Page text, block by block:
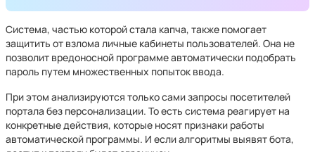
Система, частью которой стала капча, также помогает
защитить от взлома личные кабинеты пользователей. Она не
позволит вредоносной программе автоматически подобрать
пароль путем множественных попыток ввода.
При этом анализируются только сами запросы посетителей
портала без персонализации. То есть система реагирует на
конкретные действия, которые носят признаки работы
автоматической программы. И если алгоритмы выявят бота,